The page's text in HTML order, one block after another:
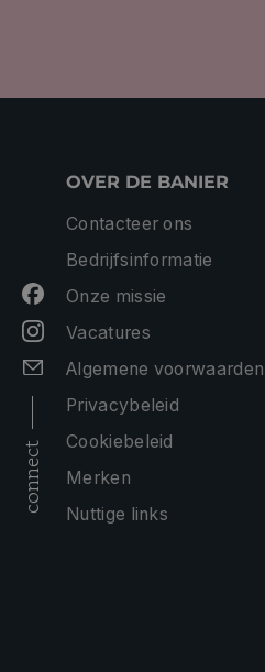
connect
OVER DE BANIER
Contacteer ons
Bedrijfsinformatie
Onze missie
Vacatures
Algemene voorwaarden
Privacybeleid
Cookiebeleid
Merken
Nuttige links